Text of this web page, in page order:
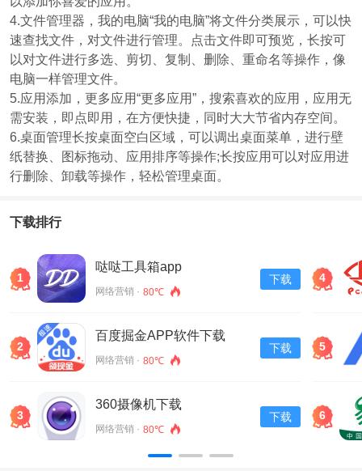
4.文件管理器，我的电脑“我的电脑”将文件分类展示，可以快
速查找文件，对文件进行管理。点击文件即可预览，长按可
以对文件进行多选、剪切、复制、删除、重命名等操作，像
电脑一样管理文件。
5.应用添加，更多应用“更多应用”，搜索喜欢的应用，应用无
需安装，即点即用，在方便快捷，同时大大节省内存空间。
6.桌面管理长按桌面空白区域，可以调出桌面菜单，进行壁
纸替换、图标拖动、应用排序等操作;长按应用可以对应用进
行删除、卸载等操作，轻松管理桌面。
下载排行
1
哒哒工具箱app
网络营销 · 80℃
下载
2
百度掘金APP软件下载
网络营销 · 80℃
下载
3
360摄像机下载
网络营销 · 80℃
下载
4
5
6